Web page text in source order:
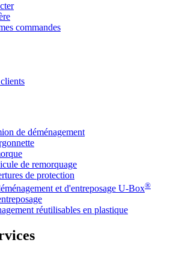
commandes
de déménagement
de remorquage
de protection
et d'entreposage U-Box®
réutilisables en plastique